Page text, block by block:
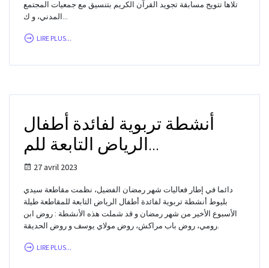
تلاها تتويج مسابقة تجويد القرآن الكريم بتنسيق مع جمعيات المجتمع
المدني، و ك...
LIRE PLUS...
أنشطة تربوية لفائدة أطفال
الرياض التابعة للم...
27 avril 2023
دائما في إطار فعاليات شهر رمضان الفضيل، نظمت مقاطعة سيدي
بليوط أنشطة تربوية لفائدة أطفال الرياض التابعة للمقاطعة طيلة
الأسبوع الأخير من شهر رمضان و قد شملت هذه الأنشطة : روض ابن
رومي، روض باب مراكش، روض مولاي يوسف و روض الحديقة.
LIRE PLUS...